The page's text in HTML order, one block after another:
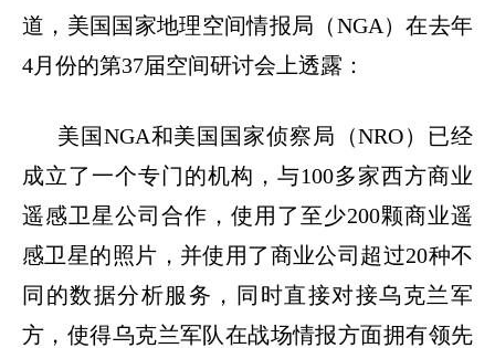
道，美国国家地理空间情报局（NGA）在去年
4月份的第37届空间研讨会上透露：
美国NGA和美国国家侦察局（NRO）已经
成立了一个专门的机构，与100多家西方商业
遥感卫星公司合作，使用了至少200颗商业遥
感卫星的照片，并使用了商业公司超过20种不
同的数据分析服务，同时直接对接乌克兰军
方，使得乌克兰军队在战场情报方面拥有领先